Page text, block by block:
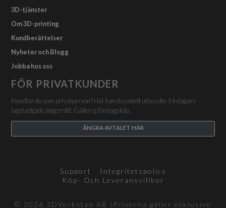
3D-tjänster
Om 3D-printing
Kundberättelser
Nyheter och Blogg
Jobba hos oss
FÖR PRIVATKUNDER
Handlar du som privatperson? Här kan du enkelt utöva din 14-dagars
lagstadgade ångerrätt. Gäller ej företagsköp.
ÅNGRA AVTALET HÄR
Support
Integritetspolicy
Köp- Och Leveransvillkor
© 2026 3DVerkstan AB (Priserna gäller exklusive